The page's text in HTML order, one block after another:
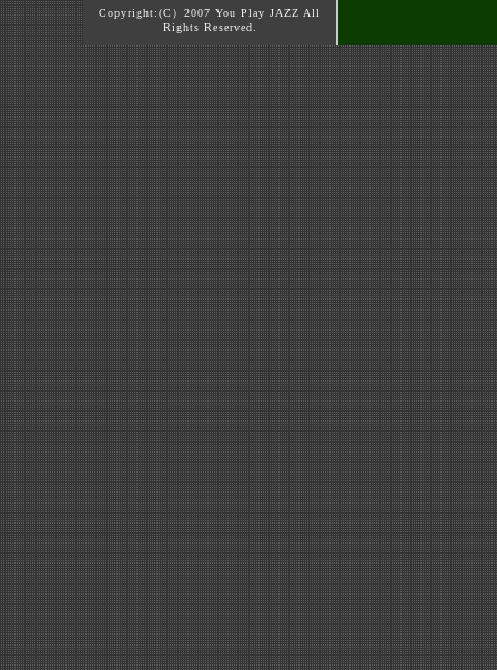
Copyright:(C）2007 You Play JAZZ All
Rights Reserved.